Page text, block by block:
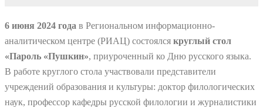
6 июня 2024 года в Региональном информационно-
аналитическом центре (РИАЦ) состоялся круглый стол
«Пароль «Пушкин», приуроченный ко Дню русского языка.
В работе круглого стола участвовали представители
учреждений образования и культуры: доктор филологических
наук, профессор кафедры русской филологии и журналистики